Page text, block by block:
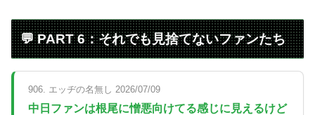
💬 PART 6：それでも見捨てないファンたち
906. エッヂの名無し 2026/07/09
中日ファンは根尾に憎悪向けてる感じに見えるけど